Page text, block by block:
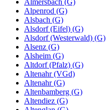
Alpenrod (G)
Alsbach (G)
Alsdorf (Eifel) (G)
Alsdorf (Westerwald) (G)
Alsenz (G)
Alsheim (G)
Altdorf (Pfalz) (G)
Altenahr (VGd)
Altenahr (G)
Altenbamberg (G)
Altendiez (G)